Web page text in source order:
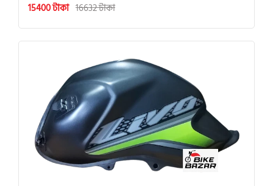
15400 টাকা 16632 টাকা